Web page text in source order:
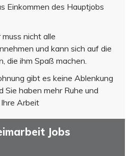
Einkommen des Hauptjobs
nicht alle
und kann sich auf die
die ihm Spaß machen.
gibt es keine Ablenkung
Sie haben mehr Ruhe und
Arbeit
Jobs